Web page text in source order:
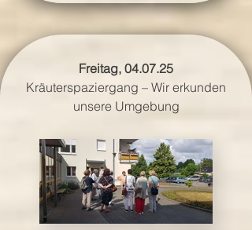
​Freitag, 04.07.25
Kräuterspaziergang – Wir erkunden
unsere Umgebung